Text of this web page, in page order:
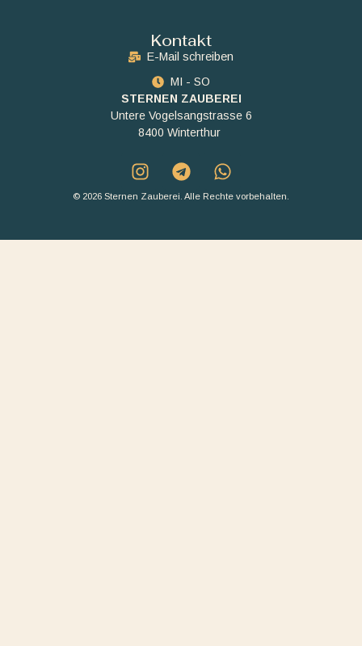
Kontakt
E-Mail schreiben
MI - SO
STERNEN ZAUBEREI
Untere Vogelsangstrasse 6
8400 Winterthur
© 2026 Sternen Zauberei. Alle Rechte vorbehalten.